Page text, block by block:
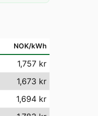
NOK/kWh
1,757 kr
1,673 kr
1,694 kr